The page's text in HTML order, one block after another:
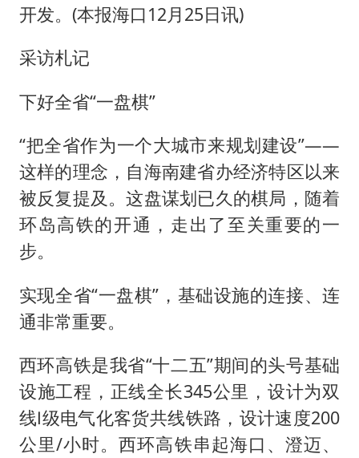
开发。(本报海口12月25日讯)
采访札记
下好全省“一盘棋”
“把全省作为一个大城市来规划建设”——
这样的理念，自海南建省办经济特区以来
被反复提及。这盘谋划已久的棋局，随着
环岛高铁的开通，走出了至关重要的一
步。
实现全省“一盘棋”，基础设施的连接、连
通非常重要。
西环高铁是我省“十二五”期间的头号基础
设施工程，正线全长345公里，设计为双
线Ⅰ级电气化客货共线铁路，设计速度200
公里/小时。西环高铁串起海口、澄迈、